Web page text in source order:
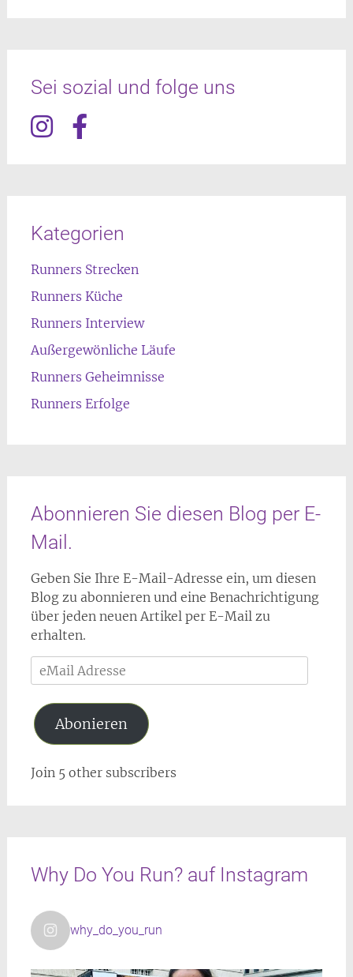
Sei sozial und folge uns
Kategorien
Runners Strecken
Runners Küche
Runners Interview
Außergewönliche Läufe
Runners Geheimnisse
Runners Erfolge
Abonnieren Sie diesen Blog per E-
Mail.
Geben Sie Ihre E-Mail-Adresse ein, um diesen
Blog zu abonnieren und eine Benachrichtigung
über jeden neuen Artikel per E-Mail zu
erhalten.
eMail
Adresse
Abonieren
Join 5 other subscribers
Why Do You Run? auf Instagram
why_do_you_run